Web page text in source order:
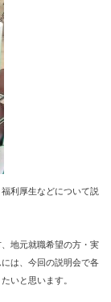
利厚生などについて説
地元就職希望の方・実
は、今回の説明会で各
いと思います。